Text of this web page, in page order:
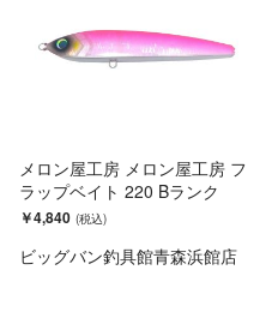
メロン屋工房 メロン屋工房 フ
ラップベイト 220 Bランク
￥4,840
ビッグバン釣具館青森浜館店